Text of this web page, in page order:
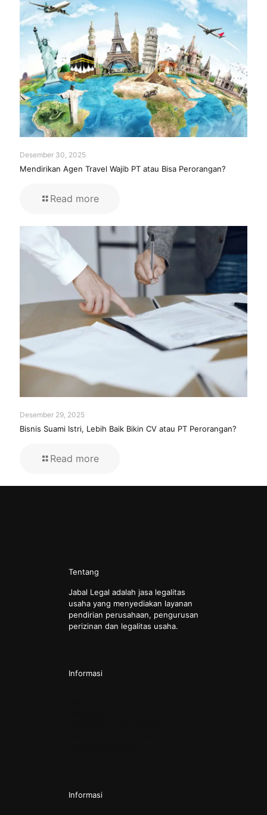
Desember 30, 2025
Mendirikan Agen Travel Wajib PT atau Bisa Perorangan?
Read more
Desember 29, 2025
Bisnis Suami Istri, Lebih Baik Bikin CV atau PT Perorangan?
Read more
Tentang
Jabal Legal adalah jasa legalitas
usaha yang menyediakan layanan
pendirian perusahaan, pengurusan
perizinan dan legalitas usaha.
Informasi
Informasi